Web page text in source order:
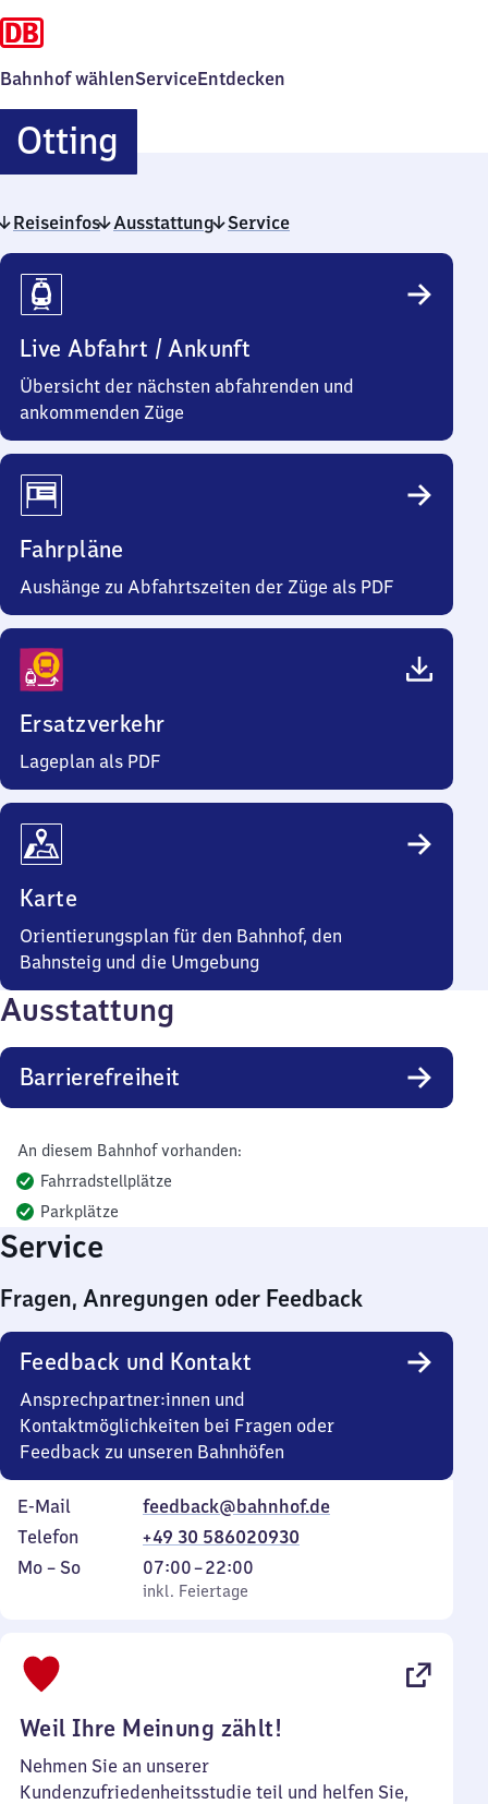
Bahnhof wählenServiceEntdecken
Otting
Reiseinfos Ausstattung Service
Reiseinfos
Live Abfahrt / Ankunft
Übersicht der nächsten abfahrenden und
ankommenden Züge
Fahrpläne
Aushänge zu Abfahrtszeiten der Züge als PDF
Ersatzverkehr
Lageplan als PDF
Karte
Orientierungsplan für den Bahnhof, den
Bahnsteig und die Umgebung
Ausstattung
Barrierefreiheit
An diesem Bahnhof vorhanden:
Fahrradstellplätze
Parkplätze
Service
Fragen, Anregungen oder Feedback
Feedback und Kontakt
Ansprechpartner:innen und
Kontaktmöglichkeiten bei Fragen oder
Feedback zu unseren Bahnhöfen
E-Mail
feedback@bahnhof.de
Telefon
+49 30 586020930
Montag
Mo – So,
inkl. Feiertage
07:00–22:00
Von
7
inkl. Feiertage
Weil Ihre Meinung zählt!
Nehmen Sie an unserer
Kundenzufriedenheitsstudie teil und helfen Sie,